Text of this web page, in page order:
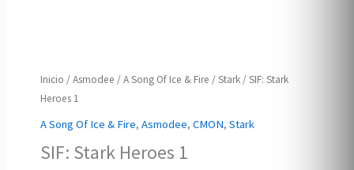
Inicio /Asmodee /A Song Of Ice & Fire /Stark / SIF: Stark
Heroes 1
A Song Of Ice & Fire,Asmodee,CMON,Stark
SIF: Stark Heroes 1